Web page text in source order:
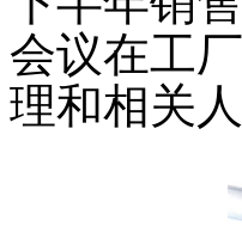
会议在工
理和相关